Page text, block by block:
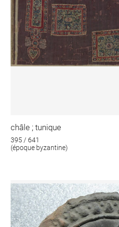
châle ; tunique
395 / 641
(époque byzantine)